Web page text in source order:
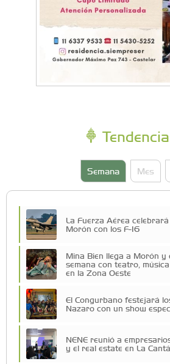
Semana Mes
La Fuerza Aérea
Morón con los F-16
Mina Bien llega a Morón y
semana con teatro,
en la Zona Oeste
El Congurbano festejará
Nazaro con un show
NENE reunió a
y el real estate en La